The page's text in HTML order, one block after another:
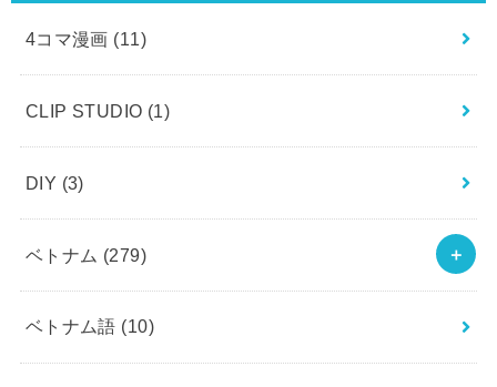
4コマ漫画 (11)
CLIP STUDIO (1)
DIY (3)
ベトナム (279)
ベトナム語 (10)